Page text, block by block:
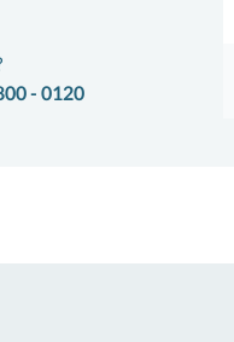
- 0120